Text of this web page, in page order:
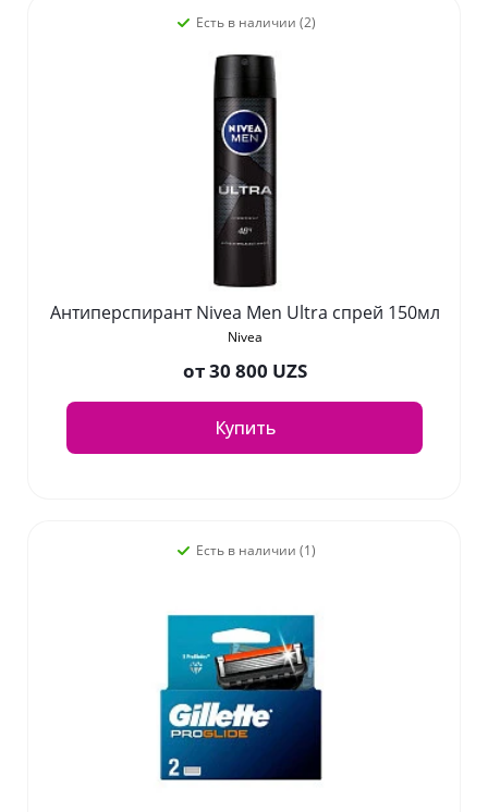
Есть в наличии (2)
Антиперспирант Nivea Men Ultra спрей 150мл
Nivea
от30 800 UZS
Купить
Есть в наличии (1)